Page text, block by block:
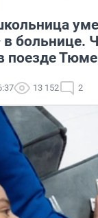
больнице.
поезде
13 152 2